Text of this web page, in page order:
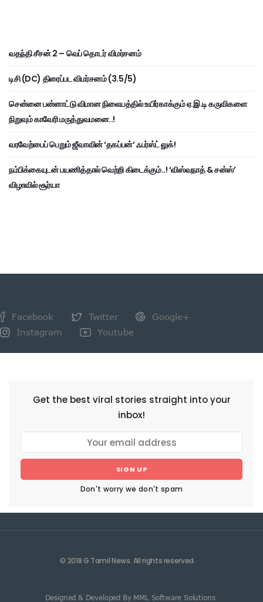
வதந்தி சீசன் 2 – வெப் தொடர் விமர்சனம்
டிசி (DC) திரைப்பட விமர்சனம் (3.5/5)
சென்னை பன்னாட்டு விமான நிலையத்தில் உயிர்காக்கும் ஏ.இ.டி கருவிகளை
நிறுவும் காவேரி மருத்துவமனை..!
வரவேற்பைப் பெறும் ஜீவாவின் ‘தகப்பன்’ ஃபர்ஸ்ட் லுக்!
நம்பிக்கையுடன் பயணித்தால் வெற்றி கிடைக்கும்..! ‘விஸ்வநாத் & சன்ஸ்’
விழாவில் சூர்யா
Facebook Twitter
Google+
Instagram
Youtube
Get the best viral stories straight into your
inbox!
SIGN UP
Don't worry we don't spam
© 2018 G Tamil News. All rights reserved.
Designed & Developed By MML Software Solutions